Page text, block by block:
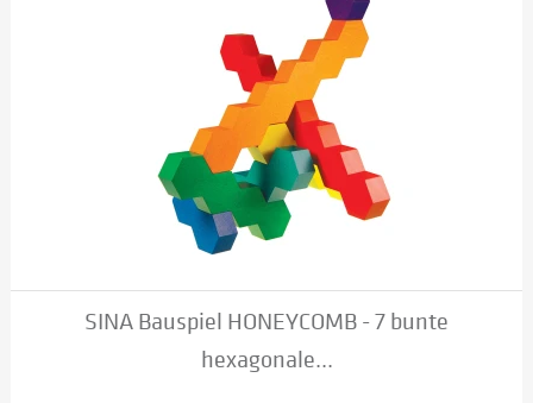
SINA Bauspiel HONEYCOMB - 7 bunte
hexagonale...